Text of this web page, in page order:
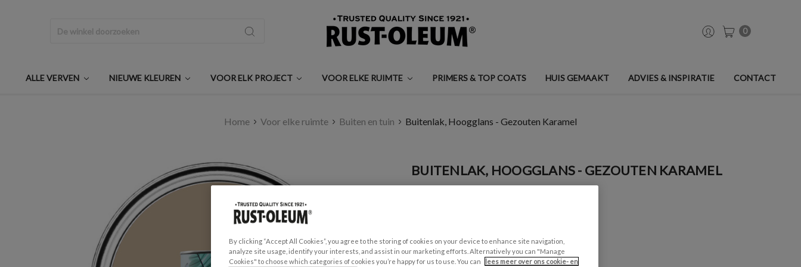
0
ALLE VERVEN NIEUWE KLEUREN VOOR ELK PROJECT VOOR ELKE RUIMTE PRIMERS & TOP COATS HUIS GEMAAKT ADVIES & INSPIRATIE CONTACT
Home Voor elke ruimte Buiten en tuin Buitenlak, Hoogglans - Gezouten Karamel
BUITENLAK, HOOGGLANS - GEZOUTEN KARAMEL
GESCHIKT VOOR:
Tuinmeubels en schuttingen
By clicking “Accept All Cookies”, you agree to the storing of cookies on your device to enhance site navigation,
analyze site usage, identify your interests, and assist in our marketing efforts. Alternatively you can "Manage
Cookies" to choose which categories of cookies you’re happy for us to use. You can
lees meer over ons cookie- en